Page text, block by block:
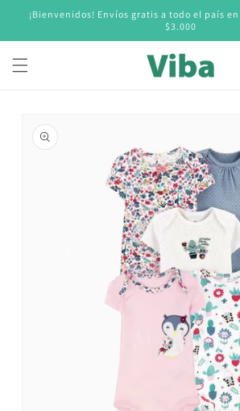
directamente
¡Bienvenidos! Envíos gratis a todo el país
$3.000
información